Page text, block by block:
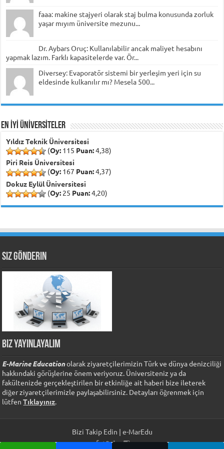
faaa: makine stajyeri olarak staj bulma konusunda zorluk
yaşar mıyım üniversite mezunu...
Dr. Aybars Oruç: Kullanılabilir ancak maliyet hesabını
yapmak lazım. Farklı kapasitelerde var. Ör...
Diversey: Evaporatör sistemi bir yerleşim yeri için su
eldesinde kulkanılır mı? Mesela 500...
EN İYİ ÜNİVERSİTELER
Yıldız Teknik Üniversitesi
(Oy: 115 Puan:4,38)
Piri Reis Üniversitesi
(Oy: 167 Puan:4,37)
Dokuz Eylül Üniversitesi
(Oy: 25 Puan:4,20)
Siz Gönderin
Biz Yayınlayalım
E-Marine Educationolarak ziyaretçilerimizin Türk ve dünya denizciliği
hakkındaki görüşlerine önem veriyoruz. Üniversiteniz ya da
fakültenizde gerçekleştirilen bir etkinliğe ait haberi bize ileterek
diğer ziyaretçilerimizle paylaşabilirsiniz. Detayları öğrenmek için
lütfenTıklayınız.
Bizi Takip Edin | e-MarEdu